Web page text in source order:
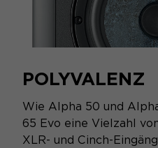
POLYVALENZ
Wie Alpha 50 und
65 Evo eine Vielzahl
XLR- und Cinch-